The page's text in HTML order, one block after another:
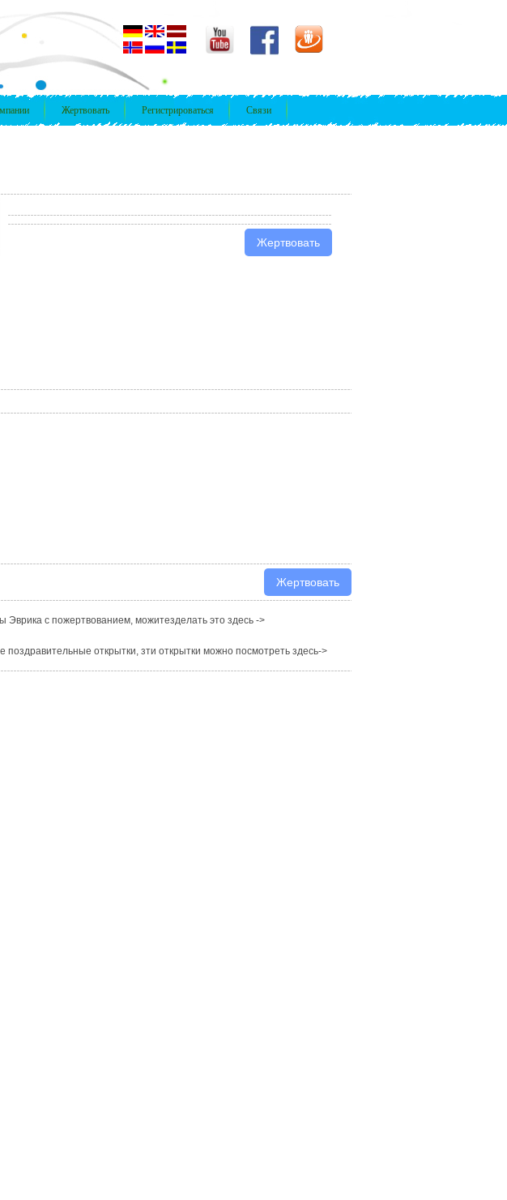
Жертвовать Регистрироваться Связи
Эврика с пожертвованием, можитезделать это здесь ->
поздравительные открытки, зти открытки можно посмотреть здесь->